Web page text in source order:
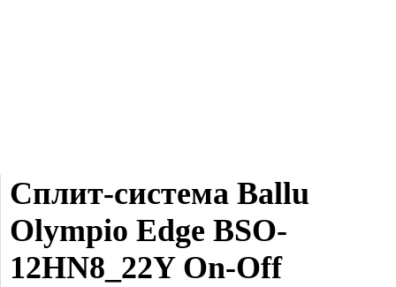
Сплит-система Ballu
Olympio Edge BSO-
12HN8_22Y On-Off